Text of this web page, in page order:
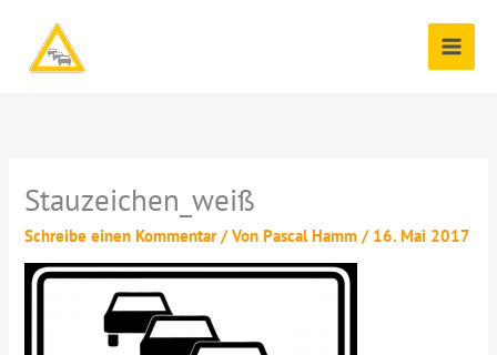
springen
Stauzeichen_weiß
Schreibe einen Kommentar / VonPascal Hamm/ 16. Mai 2017